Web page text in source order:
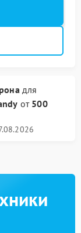
для
от 500